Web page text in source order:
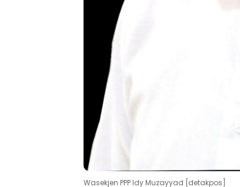
Wasekjen PPP Idy Muzayyad [detakpos]